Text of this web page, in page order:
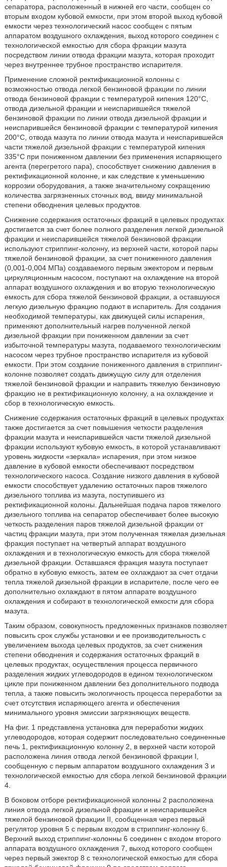
сепаратора, расположенный в нижней его части, сообщен со
вторым входом кубовой емкости, при этом второй выход кубовой
емкости через технологический насос сообщен с пятым
аппаратом воздушного охлаждения, выход которого соединен с
технологической емкостью для сбора фракции мазута
посредством линии отвода фракции мазута, которая проходит
через внутреннее трубное пространство испарителя.
Применение сложной ректификационной колонны с
возможностью отвода легкой бензиновой фракции по линии
отвода бензиновой фракции с температурой кипения 120°С,
отвода дизельной фракции и неиспарившейся тяжелой
бензиновой фракции по линии отвода дизельной фракции и
неиспарившейся бензиновой фракции с температурой кипения
200°С, отвода мазута по линии отвода мазута и неиспарившейся
части тяжелой дизельной фракции с температурой кипения
335°С при пониженном давлении без применения испаряющего
агента (перегретого пара), способствует снижению давления в
ректификационной колонне, и как следствие к уменьшению
коррозии оборудования, а также значительному сокращению
количества загрязненных сточных вод, ввиду минимальной
степени обводнения целевых продуктов.
Снижение содержания остаточных фракций в целевых продуктах
достигается за счет более полного разделения легкой дизельной
фракции и неиспарившейся тяжелой бензиновой фракции
используют стриппинг-колонну, из верхней части, которой пары
тяжелой бензиновой фракции, за счет пониженного давления
(0,001-0,004 МПа) создаваемого первым эжектором и первым
циркуляционным насосом, поступают на охлаждение на второй
аппарат воздушного охлаждения и во вторую технологическую
емкость для сбора тяжелой бензиновой фракции, а оставшуюся
легкую дизельную фракцию подают в испаритель. Для создания
необходимой температуры, как движущей силы испарения,
применяют дополнительный нагрев полученной легкой
дизельной фракции при пониженном давлении за счет
избыточной температуры мазута, подаваемого технологическим
насосом через трубное пространство испарителя из кубовой
емкости. При этом создание пониженного давления в стриппинг-
колонне позволяет создать движущую силу для отделения
тяжелой бензиновой фракции и направить тяжелую бензиновую
фракцию не в ректификационную колонну, а на охлаждение и
сбор в технологическую емкость.
Снижение содержания остаточных фракций в целевых продуктах
также достигается за счет повышения четкости разделения
фракции мазута и неиспарившейся части тяжелой дизельной
фракции используют кубовую емкость, в которой устанавливают
уровень жидкости «зеркала» испарения, при этом низкое
давление в кубовой емкости обеспечивают посредством
технологического насоса. Создание низкого давления в кубовой
емкости способствует удалению остаточных паров тяжелого
дизельного топлива из мазута, поступившего из
ректификационной колоны. Дальнейшая подача паров тяжелого
дизельного топлива на сепаратор обеспечивает более высокую
четкость разделения паров тяжелой дизельной фракции от
частиц фракции мазута, при этом полученная тяжелая дизельная
фракция поступает на четвертый аппарат воздушного
охлаждения и в технологическую емкость для сбора тяжелой
дизельной фракции. Оставшаяся фракция мазута поступает
обратно в кубовую емкость, затем ее охлаждают за счет отдачи
тепла тяжелой дизельной фракции в испарителе, после чего ее
дополнительно охлаждают в пятом аппарате воздушного
охлаждения и собирают в технологической емкости для сбора
мазута.
Таким образом, совокупность предложенных признаков позволяет
повысить срок службы установки и ее производительность с
увеличением выхода целевых продуктов, за счет снижения
степени обводнения и содержания остаточных фракций в
целевых продуктах, осуществления процесса первичного
разделения жидких углеводородов в едином технологическом
цикле при пониженном давлении без дополнительного подвода
тепла, а также повысить экологичность процесса переработки за
счет отсутствия испаряющего агента и обеспечения
минимального уровня эмиссии загрязняющих веществ.
На фиг. 1 представлена установка для переработки жидких
углеводородов, которая содержит последовательно соединенные
печь 1, ректификационную колонну 2, в верхней части которой
расположена линия отвода легкой бензиновой фракции I,
сообщенную с первым аппаратом воздушного охлаждения 3 и
технологической емкостью для сбора легкой бензиновой фракции
4.
В боковом отборе ректификационной колонны 2 расположена
линия отвода легкой дизельной фракции и неиспарившейся
тяжелой бензиновой фракции II, сообщенная через первый
регулятор уровня 5 с первым входом в стриппинг-колонну 6.
Верхний выход стриппинг-колонны 6 соединен с входом второго
аппарата воздушного охлаждения 7, выход которого сообщен
через первый эжектор 8 с технологической емкостью для сбора